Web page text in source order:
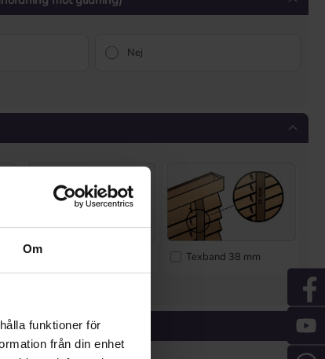
Om
funktioner för
från din enhet
Nej
Texband 38 mm